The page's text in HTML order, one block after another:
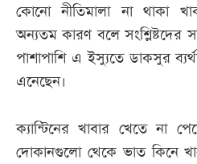
কোনো নীতিমালা না থাকা
অন্যতম কারণ বলে সংশ্লিষ্টদের
পাশাপাশি এ ইস্যুতে ডাকসুর
এনেছেন।
ক্যান্টিনের খাবার খেতে না
দোকানগুলো থেকে ভাত কিনে